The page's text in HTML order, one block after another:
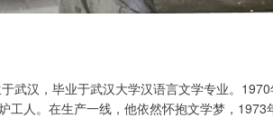
武汉，毕业于武汉大学汉语言文学专业。
工人。在生产一线，他依然怀抱文学梦，1973